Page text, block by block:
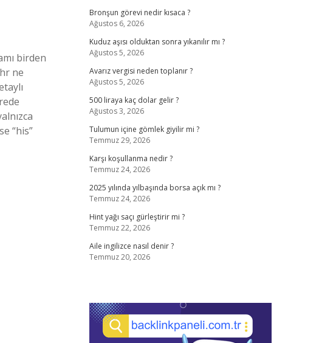
birden
ne
“his”
Bronşun görevi nedir kısaca ?
Ağustos 6, 2026
Kuduz aşısı olduktan sonra yıkanılır mı ?
Ağustos 5, 2026
Avarız vergisi neden toplanır ?
Ağustos 5, 2026
500 liraya kaç dolar gelir ?
Ağustos 3, 2026
Tulumun içine gömlek giyilir mi ?
Temmuz 29, 2026
Karşı koşullanma nedir ?
Temmuz 24, 2026
2025 yılında yılbaşında borsa açık mı ?
Temmuz 24, 2026
Hint yağı saçı gürleştirir mi ?
Temmuz 22, 2026
Aile ingilizce nasıl denir ?
Temmuz 20, 2026